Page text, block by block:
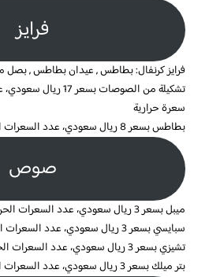
فرايز
فرايز كرنفال: بطاطس , عيدان بطاطس ,
سعرة حرارية
بطاطس بسعر 8 ريال سعودي، عدد السعرات الحرارية 300 سعرة حرارية
صوص
ميبل بسعر 3 ريال سعودي، عدد السعرات الحرارية 100 سعرة حرارية
سبايسي بسعر 3 ريال سعودي، عدد السعرات الحرارية 90 سعرة حرارية
تشيزي بسعر 3 ريال سعودي، عدد السعرات الحرارية 100 سعرة حرارية
بتر ميلك بسعر 3 ريال سعودي، عدد السعرات الحرارية 90 سعرة حرارية